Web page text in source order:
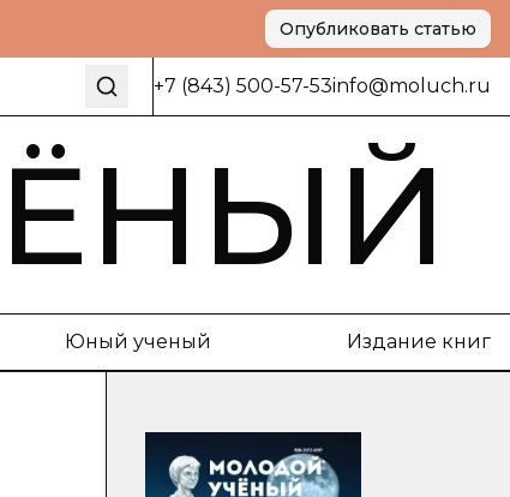
Опубликовать статью
+7 (843) 500-57-53info@moluch.ru
Юный ученый Издание книг